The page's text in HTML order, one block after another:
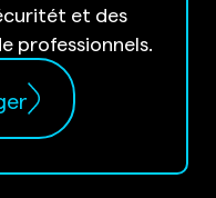
et des
professionnels.